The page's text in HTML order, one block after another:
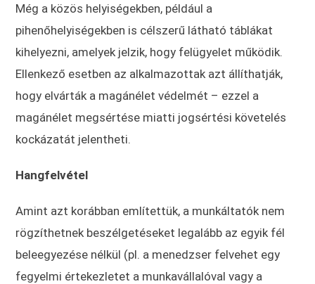
Még a közös helyiségekben, például a
pihenőhelyiségekben is célszerű látható táblákat
kihelyezni, amelyek jelzik, hogy felügyelet működik.
Ellenkező esetben az alkalmazottak azt állíthatják,
hogy elvárták a magánélet védelmét – ezzel a
magánélet megsértése miatti jogsértési követelés
kockázatát jelentheti.
Hangfelvétel
Amint azt korábban említettük, a munkáltatók nem
rögzíthetnek beszélgetéseket legalább az egyik fél
beleegyezése nélkül (pl. a menedzser felvehet egy
fegyelmi értekezletet a munkavállalóval vagy a